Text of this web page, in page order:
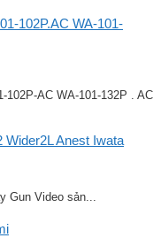
102P.AC WA-101-
102P-AC WA-101-132P . AC
Wider2L Anest Iwata
Gun Video sản...